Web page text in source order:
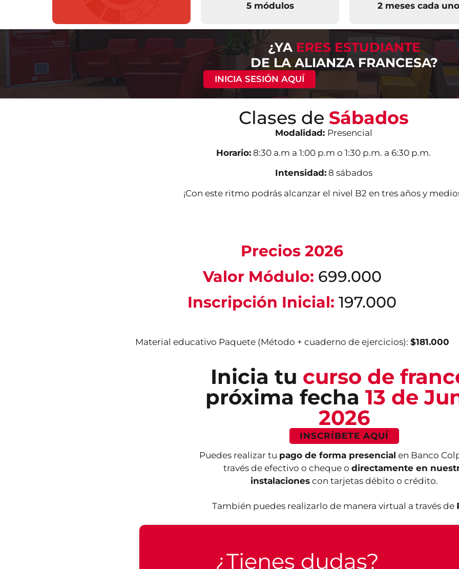
5 módulos
2 meses cada uno
¿YA ERES ESTUDIANTE
DE LA ALIANZA FRANCESA?
INICIA SESIÓN AQUÍ
Clases de Sábados
Modalidad: Presencial
Horario: 8:30 a.m a 1:00 p.m o 1:30 p.m. a 6:30 p.m.
Intensidad:8 sábados
¡Con este ritmo podrás alcanzar el nivel B2 en tres años y
Precios 2026
Valor Módulo: 699.000
Inscripción Inicial: 197.000
Material educativo Paquete (Método + cuaderno de ejercicios): $181.000
Inicia tu curso de
próxima fecha 13 de
2026
INSCRÍBETE AQUÍ
Puedes realizar tu pago de forma presencial en Banco
través de efectivo o cheque odirectamente en
instalacionescon tarjetas débito o crédito.
También puedes realizarlo de manera virtual a través de
¿Tienes dudas?